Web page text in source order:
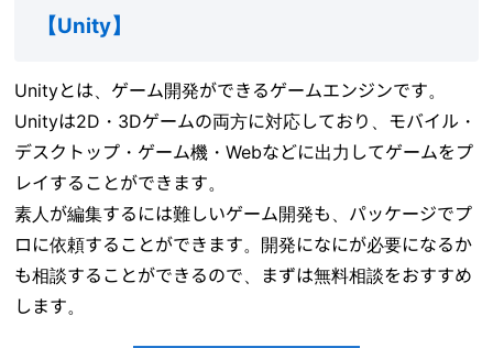
【Unity】
Unityとは、ゲーム開発ができるゲームエンジンです。
Unityは2D・3Dゲームの両方に対応しており、モバイル・
デスクトップ・ゲーム機・Webなどに出力してゲームをプ
レイすることができます。
素人が編集するには難しいゲーム開発も、パッケージでプ
ロに依頼することができます。開発になにが必要になるか
も相談することができるので、まずは無料相談をおすすめ
します。